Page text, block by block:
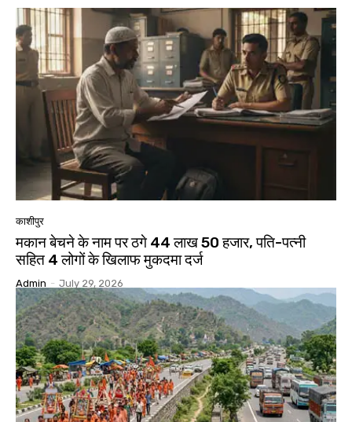
काशीपुर
मकान बेचने के नाम पर ठगे 44 लाख 50 हजार, पति-पत्नी
सहित 4 लोगों के खिलाफ मुकदमा दर्ज
Admin - July 29, 2026